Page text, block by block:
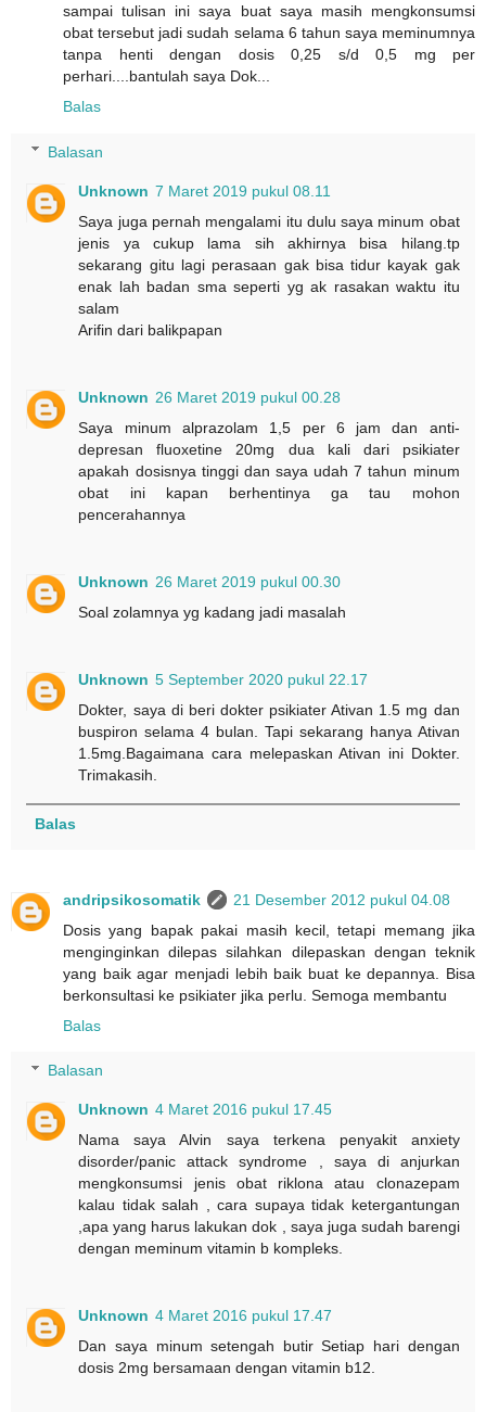
sampai tulisan ini saya buat saya masih mengkonsumsi
obat tersebut jadi sudah selama 6 tahun saya meminumnya
tanpa henti dengan dosis 0,25 s/d 0,5 mg per
perhari....bantulah saya Dok...
Balas
Balasan
Unknown 7 Maret 2019 pukul 08.11
Saya juga pernah mengalami itu dulu saya minum obat
jenis ya cukup lama sih akhirnya bisa hilang.tp
sekarang gitu lagi perasaan gak bisa tidur kayak gak
enak lah badan sma seperti yg ak rasakan waktu itu
salam
Arifin dari balikpapan
Unknown 26 Maret 2019 pukul 00.28
Saya minum alprazolam 1,5 per 6 jam dan anti-
depresan fluoxetine 20mg dua kali dari psikiater
apakah dosisnya tinggi dan saya udah 7 tahun minum
obat ini kapan berhentinya ga tau mohon
pencerahannya
Unknown 26 Maret 2019 pukul 00.30
Soal zolamnya yg kadang jadi masalah
Unknown 5 September 2020 pukul 22.17
Dokter, saya di beri dokter psikiater Ativan 1.5 mg dan
buspiron selama 4 bulan. Tapi sekarang hanya Ativan
1.5mg.Bagaimana cara melepaskan Ativan ini Dokter.
Trimakasih.
Balas
andripsikosomatik
21 Desember 2012 pukul 04.08
Dosis yang bapak pakai masih kecil, tetapi memang jika
menginginkan dilepas silahkan dilepaskan dengan teknik
yang baik agar menjadi lebih baik buat ke depannya. Bisa
berkonsultasi ke psikiater jika perlu. Semoga membantu
Balas
Balasan
Unknown 4 Maret 2016 pukul 17.45
Nama saya Alvin saya terkena penyakit anxiety
disorder/panic attack syndrome , saya di anjurkan
mengkonsumsi jenis obat riklona atau clonazepam
kalau tidak salah , cara supaya tidak ketergantungan
,apa yang harus lakukan dok , saya juga sudah barengi
dengan meminum vitamin b kompleks.
Unknown 4 Maret 2016 pukul 17.47
Dan saya minum setengah butir Setiap hari dengan
dosis 2mg bersamaan dengan vitamin b12.